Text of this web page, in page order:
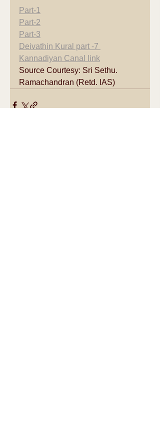
Part-1
Part-2
Part-3
Deivathin Kural part -7
Kannadiyan Canal link
Source Courtesy: Sri Sethu.
Ramachandran (Retd. IAS)